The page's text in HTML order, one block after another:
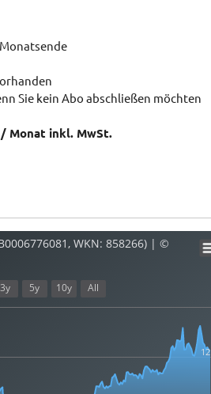
Sie kein Abo abschließen möchten
Monat inkl. MwSt.
WKN: 858266) | ©
12
3y 5y 10y All